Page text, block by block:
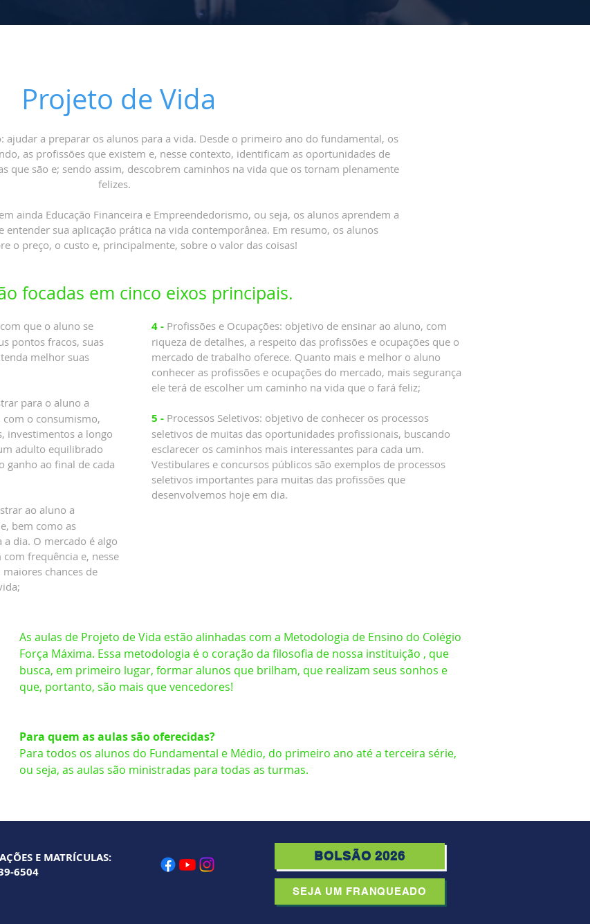
Projeto de Vida
ajudar a preparar os alunos para a vida. Desde o primeiro ano do fundamental, os
as profissões que existem e, nesse contexto, identificam as oportunidades de
que são e; sendo assim, descobrem caminhos na vida que os tornam plenamente
felizes.
ainda Educação Financeira e Empreendedorismo, ou seja, os alunos aprendem a
sua aplicação prática na vida contemporânea. Em resumo, os alunos
o preço, o custo e, principalmente, sobre o valor das coisas!
focadas em cinco eixos principais.
que o aluno se
pontos fracos, suas
melhor suas
para o aluno a
o consumismo,
investimentos a longo
adulto equilibrado
ganho ao final de cada
ao aluno a
bem como as
dia. O mercado é algo
frequência e, nesse
chances de
4 - Profissões e Ocupações: objetivo de ensinar ao aluno, com
riqueza de detalhes, a respeito das profissões e ocupações que o
mercado de trabalho oferece. Quanto mais e melhor o aluno
conhecer as profissões e ocupações do mercado, mais segurança
ele terá de escolher um caminho na vida que o fará feliz;
5 - Processos Seletivos: objetivo de conhecer os processos
seletivos de muitas das oportunidades profissionais, buscando
esclarecer os caminhos mais interessantes para cada um.
Vestibulares e concursos públicos são exemplos de processos
seletivos importantes para muitas das profissões que
desenvolvemos hoje em dia.
As aulas de Projeto de Vida estão alinhadas com a Metodologia de Ensino do Colégio
Força Máxima. Essa metodologia é o coração da filosofia de nossa instituição , que
busca, em primeiro lugar, formar alunos que brilham, que realizam seus sonhos e
que, portanto, são mais que vencedores!
Para quem as aulas são oferecidas?
Para todos os alunos do Fundamental e Médio, do primeiro ano até a terceira série,
ou seja, as aulas são ministradas para todas as turmas.
E MATRÍCULAS:
6504
BOLSÃO 2026
SEJA UM FRANQUEADO